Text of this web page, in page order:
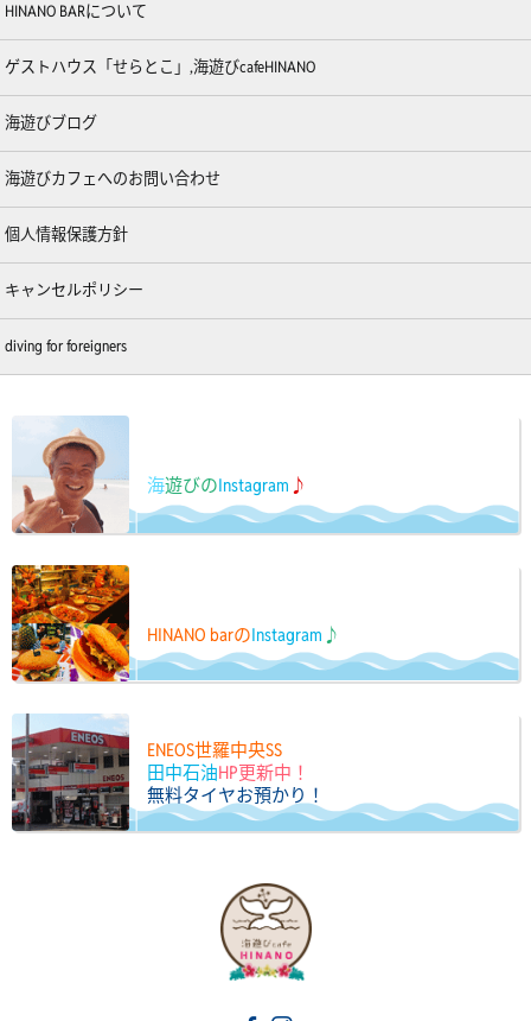
HINANO BARについて
ゲストハウス「せらとこ」,海遊びcafeHINANO
海遊びブログ
海遊びカフェへのお問い合わせ
個人情報保護方針
キャンセルポリシー
diving for foreigners
海遊びのInstagram ♪
HINANO barのInstagram ♪
ENEOS世羅中央SS
田中石油HP更新中！
無料タイヤお預かり！